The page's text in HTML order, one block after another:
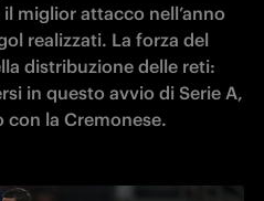
miglior attacco nell’anno
realizzati. La forza del
distribuzione delle reti:
in questo avvio di Serie A,
la Cremonese.